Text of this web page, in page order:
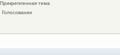
Прикрепленная тема
Голосование